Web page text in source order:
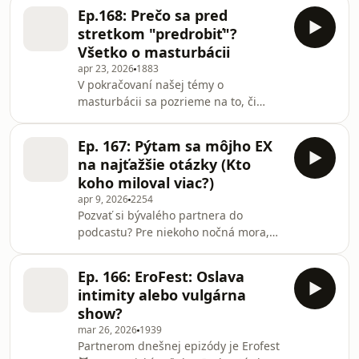
vám úprimne poviem, prečo
prechádzame ťažkým obdobím, ako
nám v tom pomáha párová terapia a
prečo mám po rokoch opäť pocit, že
Sexuálna výchova začína novú,
dôležitú kapitolu. Sexoška bude
oslavovať už svoje 6. narodeniny a ty
tam nesmieš chýbať!
Ep.168: Prečo sa pred
stretkom "predrobiť"?
Všetko o masturbácii
apr 23, 2026 1883
V pokračovaní našej témy o
masturbácii sa pozrieme na to, či
zbytočný strašiak. Rozoberieme
legendárne mýty o chlpatých
dlaniach, ale aj celkom reálne
problémy - infekcie z neumytých
hračiek či záhadu, prečo mal Denis
sopľavý k*kot. Rozbalíme aj tému
psychickej nevery, fantázií a toho, kde
sa vlastne končí nevinná predstava
Ep. 167: Pýtam sa môjho EX
na najťažšie otázky (Kto
koho miloval viac?)
apr 9, 20262254
Pozvať si bývalého partnera do
podcastu? Pre niekoho nočná mora,
epizóde privítala Lukáša, s ktorým
tvorila pár tri roky. Čakajte všetko, len
nie trápne ticho. Čo sa v epizóde
dozviete: Tinder story: Ako to celé
začalo a prečo Lukáš vyhral súťaž o
Ep. 166: EroFest: Oslava
intimity alebo vulgárna
show?
mar 26, 2026 1939
Partnerom dnešnej epizódy je Erofest